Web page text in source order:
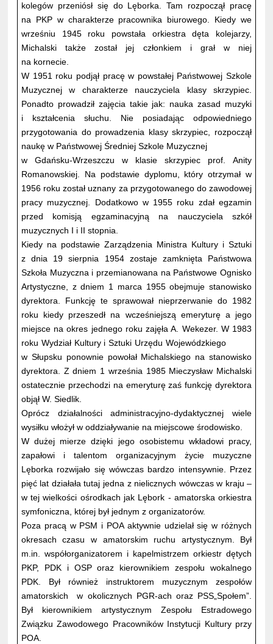
kolegów przeniósł się do Lęborka. Tam rozpoczął pracę
na PKP w charakterze pracownika biurowego. Kiedy we
wrześniu 1945 roku powstała orkiestra dęta kolejarzy,
Michalski także został jej członkiem i grał w niej
na kornecie.
W 1951 roku podjął pracę w powstałej Państwowej Szkole
Muzycznej w charakterze nauczyciela klasy skrzypiec.
Ponadto prowadził zajęcia takie jak: nauka zasad muzyki
i kształcenia słuchu. Nie posiadając odpowiedniego
przygotowania do prowadzenia klasy skrzypiec, rozpoczął
naukę w Państwowej Średniej Szkole Muzycznej
w Gdańsku-Wrzeszczu w klasie skrzypiec prof. Anity
Romanowskiej. Na podstawie dyplomu, który otrzymał w
1956 roku został uznany za przygotowanego do zawodowej
pracy muzycznej. Dodatkowo w 1955 roku zdał egzamin
przed komisją egzaminacyjną na nauczyciela szkół
muzycznych I i II stopnia.
Kiedy na podstawie Zarządzenia Ministra Kultury i Sztuki
z dnia 19 sierpnia 1954 zostaje zamknięta Państwowa
Szkoła Muzyczna i przemianowana na Państwowe Ognisko
Artystyczne, z dniem 1 marca 1955 obejmuje stanowisko
dyrektora. Funkcję te sprawował nieprzerwanie do 1982
roku kiedy przeszedł na wcześniejszą emeryturę a jego
miejsce na okres jednego roku zajęła A. Wekezer. W 1983
roku Wydział Kultury i Sztuki Urzędu Wojewódzkiego
w Słupsku ponownie powołał Michalskiego na stanowisko
dyrektora. Z dniem 1 września 1985 Mieczysław Michalski
ostatecznie przechodzi na emeryturę zaś funkcję dyrektora
objął W. Siedlik.
Oprócz działalności administracyjno-dydaktycznej wiele
wysiłku włożył w oddziaływanie na miejscowe środowisko.
W dużej mierze dzięki jego osobistemu wkładowi pracy,
zapałowi i talentom organizacyjnym życie muzyczne
Lęborka rozwijało się wówczas bardzo intensywnie. Przez
pięć lat działała tutaj jedna z nielicznych wówczas w kraju –
w tej wielkości ośrodkach jak Lębork - amatorska orkiestra
symfoniczna, której był jednym z organizatorów.
Poza pracą w PSM i POA aktywnie udzielał się w różnych
okresach czasu w amatorskim ruchu artystycznym. Był
m.in. współorganizatorem i kapelmistrzem orkiestr dętych
PKP, PDK i OSP oraz kierownikiem zespołu wokalnego
PDK. Był również instruktorem muzycznym zespołów
amatorskich w okolicznych PGR-ach oraz PSS„Społem”.
Był kierownikiem artystycznym Zespołu Estradowego
Związku Zawodowego Pracowników Instytucji Kultury przy
POA.